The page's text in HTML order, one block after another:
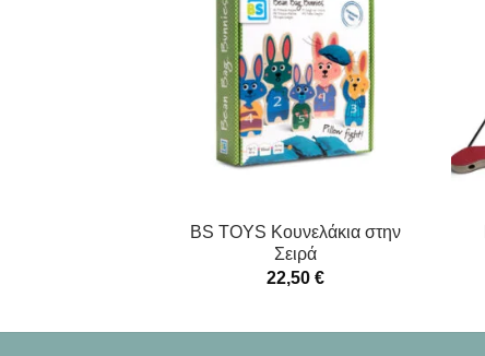
BS TOYS Κουνελάκια στην
Σειρά
22,50 €